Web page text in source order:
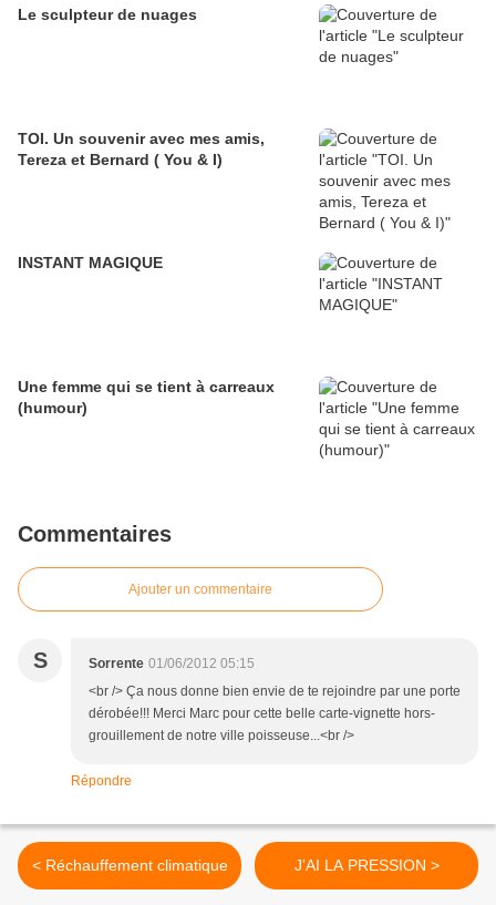
Le sculpteur de nuages
TOI. Un souvenir avec mes amis,
Tereza et Bernard ( You & I)
INSTANT MAGIQUE
Une femme qui se tient à carreaux
(humour)
Commentaires
Ajouter un commentaire
S Sorrente 01/06/2012 05:15
<br /> Ça nous donne bien envie de te rejoindre par une porte
dérobée!!! Merci Marc pour cette belle carte-vignette hors-
grouillement de notre ville poisseuse...<br />
Répondre
< Réchauffement climatique J'AI LA PRESSION >